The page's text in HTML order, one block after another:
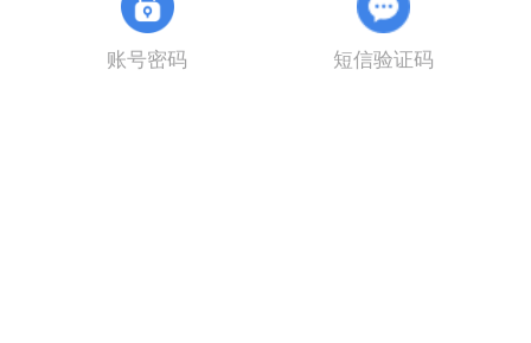
账号密码 短信验证码